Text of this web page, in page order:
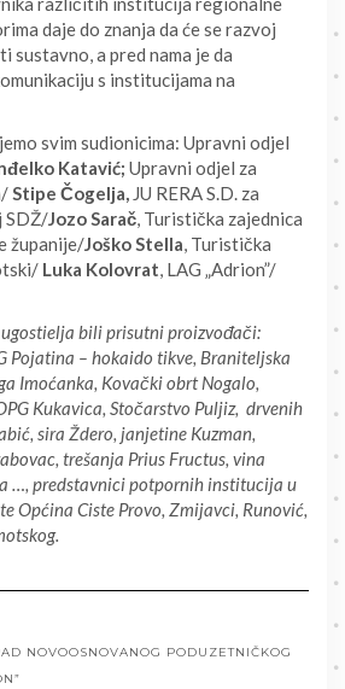
daje do znanja da će se razvoj
a pred nama je da
s institucijama na
svim sudionicima: Upravni odjel
Katavić; Upravni odjel za
Stipe Čogelja, JU RERA S.D. za
SDŽ/Jozo Sarač, Turistička zajednica
županije/Joško Stella, Turistička
Luka Kolovrat, LAG „Adrion”/
bili prisutni proizvođači:
Pojatina – hokaido tikve, Braniteljska
Imoćanka, Kovački obrt Nogalo,
Kukavica, Stočarstvo Puljiz, drvenih
sira Ždero, janjetine Kuzman,
trešanja Prius Fructus, vina
…, predstavnici potpornih institucija u
Općina Ciste Provo, Zmijavci, Runović,
NOVOOSNOVANOG PODUZETNIČKOG